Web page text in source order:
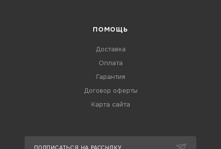
ПОМОЩЬ
Доставка
Оплата
Гарантия
Договор оферты
Карта сайта
ПОДПИСАТЬСЯ НА РАССЫЛКУ